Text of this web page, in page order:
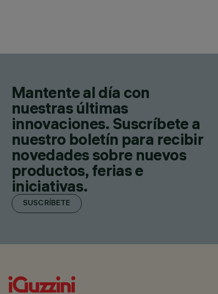
Mantente al día con
nuestras últimas
innovaciones. Suscríbete a
nuestro boletín para recibir
novedades sobre nuevos
productos, ferias e
iniciativas.
SUSCRÍBETE